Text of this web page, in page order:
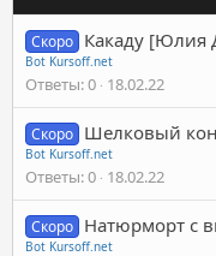
Скоро Какаду [Юлия
Bot Kursoff.net
Ответы 0 18.02.22
Скоро Шелковый
Bot Kursoff.net
Ответы 0 18.02.22
Скоро Натюрморт с
Bot Kursoff.net